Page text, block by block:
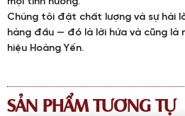
Chúng tôi đặt chất lượng và sự hài
hàng đầu — đó là lời hứa và cũng là
hiệu Hoàng Yến.
SẢN PHẨM TƯƠNG TỰ